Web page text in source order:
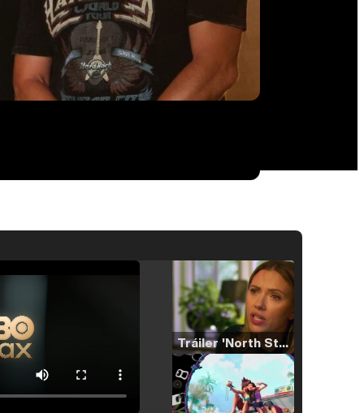
Tráiler 'North Star' (2023)